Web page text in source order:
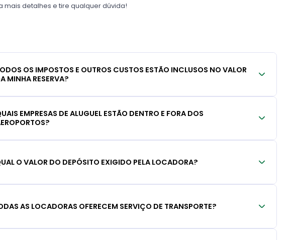
mais detalhes e tire qualquer dúvida!
OS IMPOSTOS E OUTROS CUSTOS ESTÃO INCLUSOS NO VALOR
MINHA RESERVA?
EMPRESAS DE ALUGUEL ESTÃO DENTRO E FORA DOS
O VALOR DO DEPÓSITO EXIGIDO PELA LOCADORA?
AS LOCADORAS OFERECEM SERVIÇO DE TRANSPORTE?